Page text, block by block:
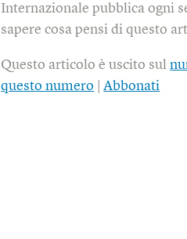
Internazionale pubblica ogni
sapere cosa pensi di questo
Questo articolo è uscito sul
questo numero |Abbonati